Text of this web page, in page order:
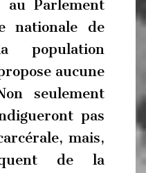
au Parlement
nationale de
population
aucune
seulement
pas
mais,
de la